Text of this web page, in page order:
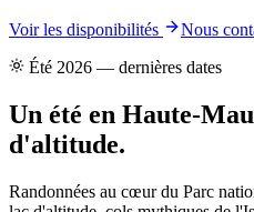
Voir les disponibilités
Nous
Été 2026 — dernières dates
Un été en Haute-
d'altitude.
Randonnées au cœur du Parc